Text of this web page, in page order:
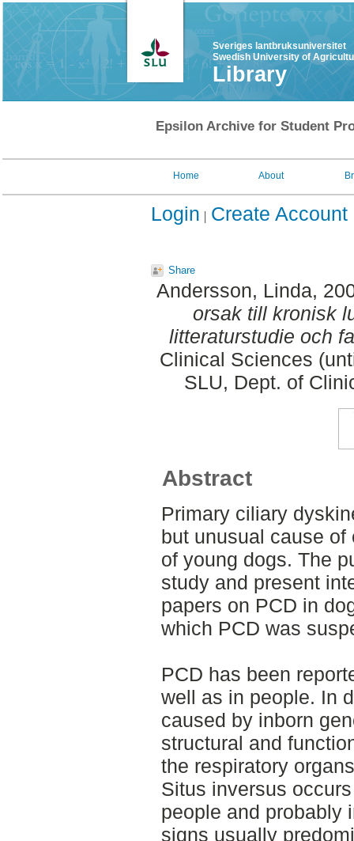
Sveriges lantbruksuniversitet
Swedish University of
Library
Epsilon Archive for Student
Home About
Login Create Account
Share
Andersson, Linda,
orsak till kronisk
litteraturstudie och
Clinical Sciences
SLU, Dept. of
Abstract
Primary ciliary
but unusual cause
of young dogs. The
study and present
papers on PCD in
which PCD was
PCD has been
well as in people. In
caused by inborn
structural and
the respiratory
Situs inversus
people and probably
signs usually